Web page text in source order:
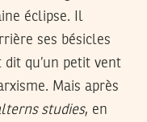
éclipse. Il
ses bésicles
qu’un petit vent
Mais après
studies, en